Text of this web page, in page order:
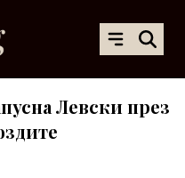
Левски през